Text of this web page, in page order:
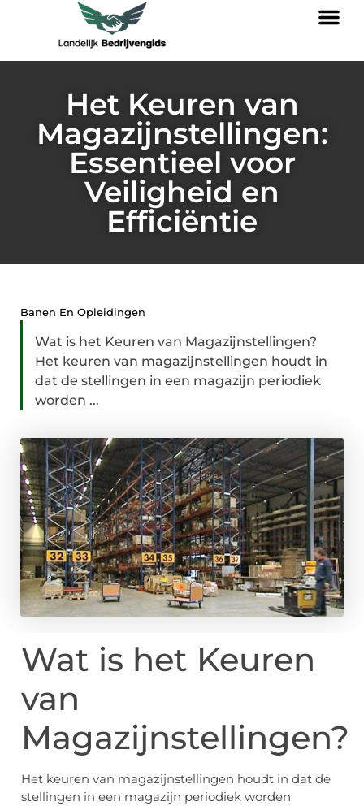
Het Keuren van
Magazijnstellingen:
Essentieel voor
Veiligheid en
Efficiëntie
Banen En Opleidingen
Wat is het Keuren van Magazijnstellingen?
Het keuren van magazijnstellingen houdt in
dat de stellingen in een magazijn periodiek
worden ...
Wat is het Keuren
van
Magazijnstellingen?
Het keuren van magazijnstellingen houdt in dat de
stellingen in een magazijn periodiek worden